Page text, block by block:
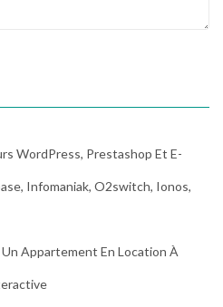
WordPress, Prestashop Et E-
Infomaniak, O2switch, Ionos,
Appartement En Location À